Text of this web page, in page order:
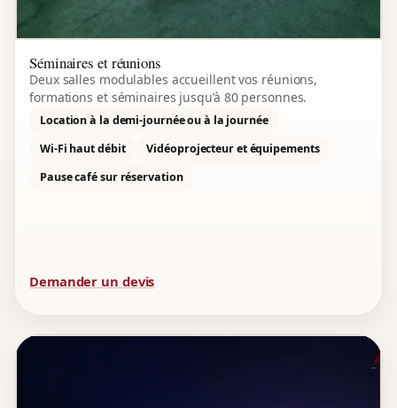
Séminaires et réunions
Deux salles modulables accueillent vos réunions,
formations et séminaires jusqu’à 80 personnes.
Location à la demi-journée ou à la journée
Wi-Fi haut débit
Vidéoprojecteur et équipements
Pause café sur réservation
Demander un devis